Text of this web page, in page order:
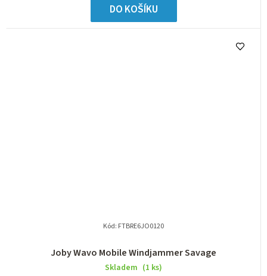
DO KOŠÍKU
Joby Wavo Mobile Windjammer Savage
Skladem (1 ks)
Kód: FTBRE6JO0120